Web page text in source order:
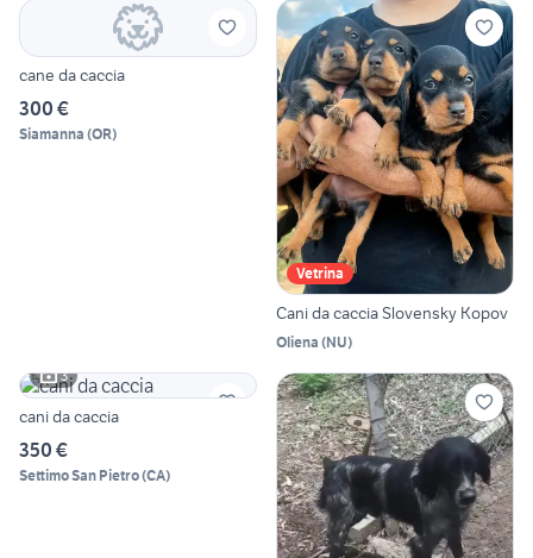
cane da caccia
300 €
Siamanna (OR)
Vetrina
Cani da caccia Slovensky Kopov
Oliena (NU)
3
cani da caccia
350 €
Settimo San Pietro(CA)